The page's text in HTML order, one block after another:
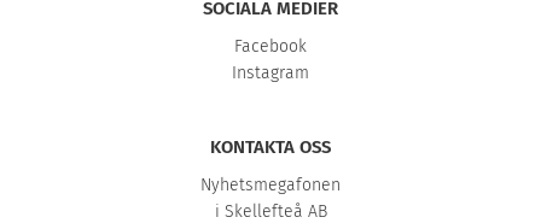
SOCIALA MEDIER
Facebook
Instagram
KONTAKTA OSS
Nyhetsmegafonen
i Skellefteå AB